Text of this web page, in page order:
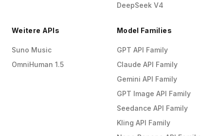
DeepSeek V4
Weitere APIs
Suno Music
OmniHuman 1.5
Model Families
GPT API Family
Claude API Family
Gemini API Family
GPT Image API Family
Seedance API Family
Kling API Family